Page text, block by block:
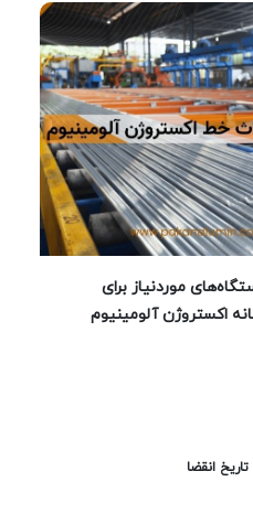
موردنیاز برای
اکستروژن آلومینیوم
انقضا